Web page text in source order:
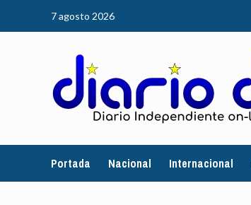
7 agosto 2026
Portada Nacional Internacional